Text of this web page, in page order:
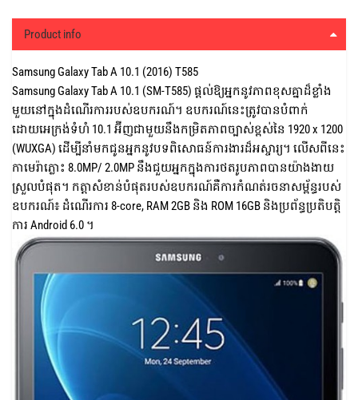
Product info
Samsung Galaxy Tab A 10.1 (2016) T585
Samsung Galaxy Tab A 10.1 (SM-T585) ផ្តល់ឱ្យអ្នកនូវភាពខុសគ្នាដ៏ខ្លាំង
មួយនៅក្នុងដំណើរការរបស់ឧបករណ៍។ ឧបករណ៍នេះត្រូវបានបំពាក់
ដោយអេក្រង់ទំហំ 10.1 អ៊ីញជាមួយនឹងកម្រិតភាពច្បាស់ខ្ពស់នៃ 1920 x 1200
(WUXGA) ដើម្បីនាំមកជូនអ្នកនូវបទពិសោធន៍ការងារដ៏អស្ចារ្យ។ លើសពីនេះ
កាមេរ៉ាភ្លោះ 8.0MP/ 2.0MP នឹងជួយអ្នកក្នុងការថតរូបភាពបានយ៉ាងងាយ
ស្រួលបំផុត។ កត្តាសំខាន់បំផុតរបស់ឧបករណ៍គឺការកំណត់រចនាសម្ព័ន្ធរបស់
ឧបករណ៍៖ ដំណើរការ 8-core, RAM 2GB និង ROM 16GB និងប្រព័ន្ធប្រតិបត្តិ
ការ Android 6.0 ។